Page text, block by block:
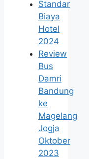
Standar
Biaya
Hotel
2024
Review
Bus
Damri
Bandung
ke
Magelang
Jogja
Oktober
2023